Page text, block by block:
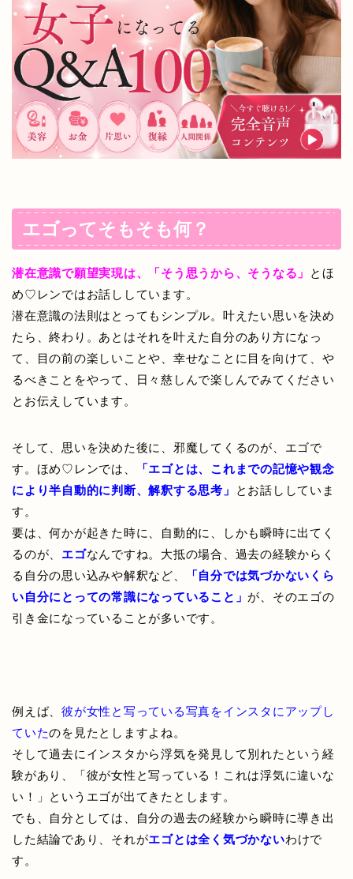
エゴってそもそも何？
潜在意識で願望実現は、「そう思うから、そうなる」
とほ
め♡レンではお話ししています。
潜在意識の法則はとってもシンプル。叶えたい思いを決め
たら、終わり。あとはそれを叶えた自分のあり方になっ
て、目の前の楽しいことや、幸せなことに目を向けて、や
るべきことをやって、日々慈しんで楽しんでみてください
とお伝えしています。
そして、思いを決めた後に、邪魔してくるのが、エゴで
す。ほめ♡レンでは、
「エゴとは、これまでの記憶や観念
により半自動的に判断、解釈する思考」
とお話ししていま
す。
要は、何かが起きた時に、自動的に、しかも瞬時に出てく
るのが、 エゴなんですね。大抵の場合、過去の経験からく
る自分の思い込みや解釈など、
「自分では気づかないくら
い自分にとっての常識になっていること」 が、そのエゴの
引き金になっていることが多いです。
例えば、彼が女性と写っている写真をインスタにアップし
ていたのを見たとしますよね。
そして過去にインスタから浮気を発見して別れたという経
験があり、「彼が女性と写っている！これは浮気に違いな
い！」というエゴが出てきたとします。
でも、自分としては、自分の過去の経験から瞬時に導き出
した結論であり、それがエゴとは全く気づかないわけで
す。